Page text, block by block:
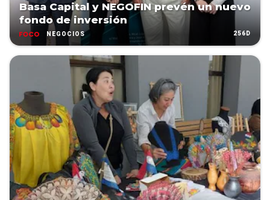
Basa Capital y NEGOFIN prevén un nuevo
fondo de inversión
NEGOCIOS 256D